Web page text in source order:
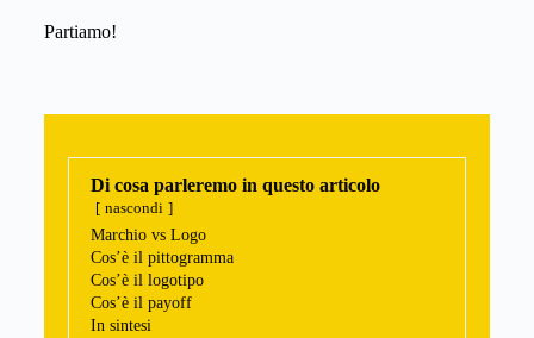
Partiamo!
Di cosa parleremo in questo articolo
nascondi
Marchio vs Logo
Cos’è il pittogramma
Cos’è il logotipo
Cos’è il payoff
In sintesi